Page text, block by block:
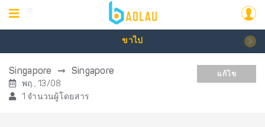
ขาไป
Singapore Singapore
พฤ., 13/08
1 จำนวนผู้โดยสาร
แก้ไข